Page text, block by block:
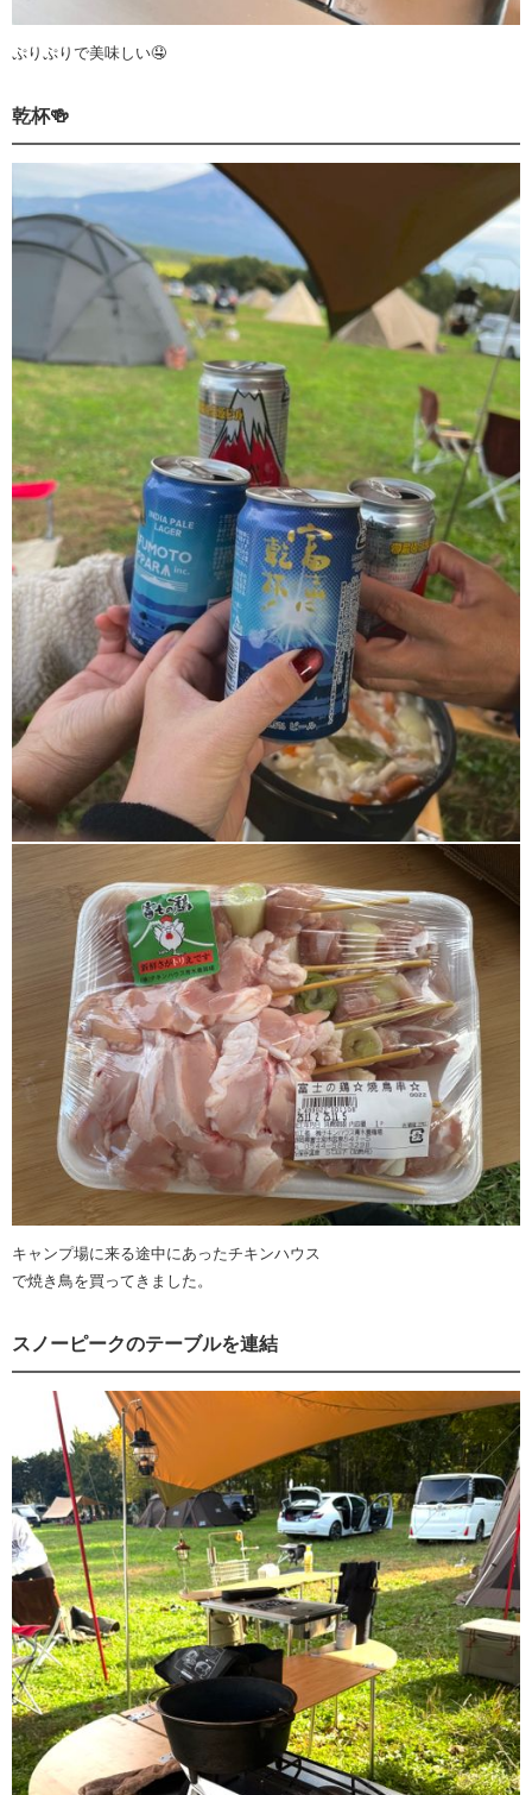
ぷりぷりで美味しい🤤
乾杯🍻
キャンプ場に来る途中にあったチキンハウス
で焼き鳥を買ってきました。
スノーピークのテーブルを連結